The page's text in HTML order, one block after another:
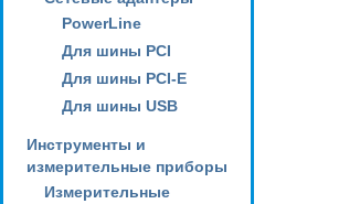
PowerLine
Для шины PCI
Для шины PCI-E
Для шины USB
Инструменты и
измерительные приборы
Измерительные